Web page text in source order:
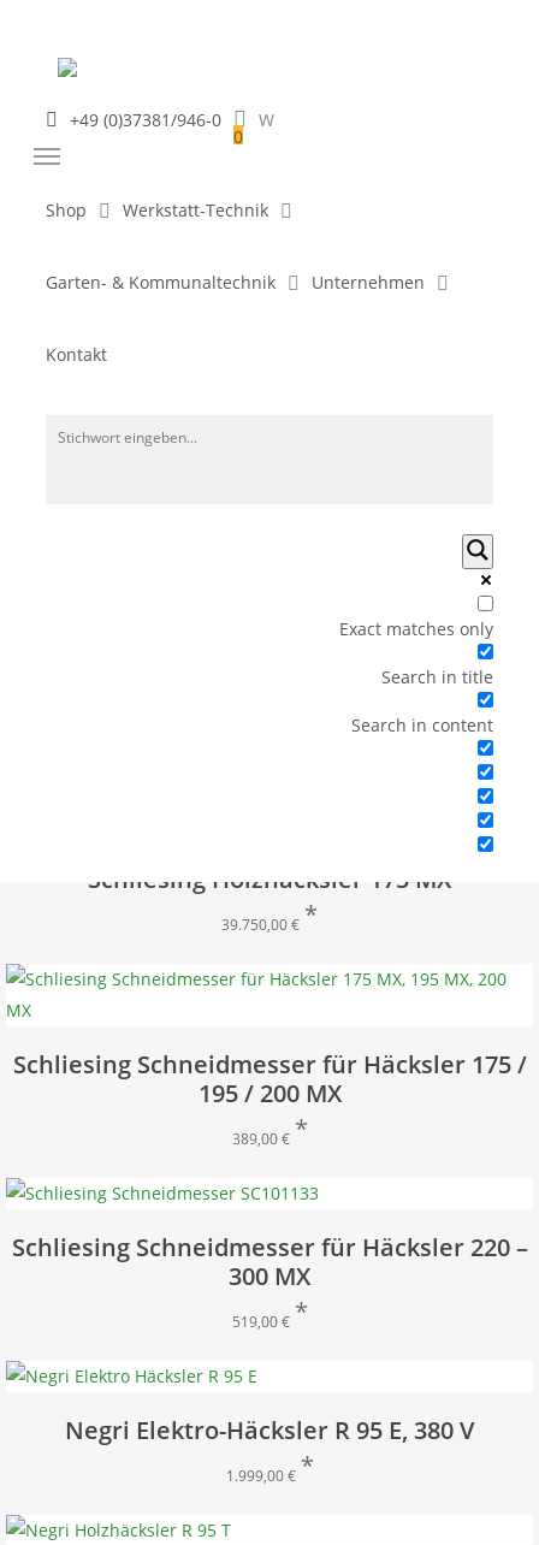
content
+49 (0)37381/946-0
0
Menu
Shop Werkstatt-Technik
Garten- & Kommunaltechnik Unternehmen
Kontakt
Exact matches only
Search in title
Search in content
Holzhäcksler
Schliesing Holzhäcksler 235 MX
Schliesing Holzhäcksler 175 MX
39.750,00€
Schliesing Schneidmesser für Häcksler 175 /
195 / 200 MX
389,00€
Schliesing Schneidmesser für Häcksler 220 –
300 MX
519,00€
Negri Elektro-Häcksler R 95 E, 380 V
1.999,00€